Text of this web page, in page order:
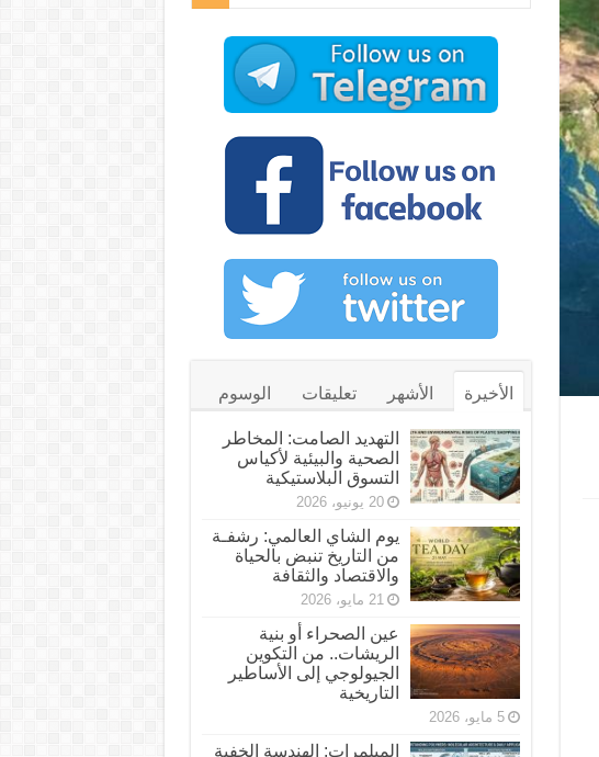
الأخيرة الأشهر تعليقات الوسوم
التهديد الصامت: المخاطر
الصحية والبيئية لأكياس
التسوق البلاستيكية
20 يونيو، 2026
يوم الشاي العالمي: رشفـة
من التاريخ تنبض بالحياة
والاقتصاد والثقافة
21 مايو، 2026
عين الصحراء أو بنية
الريشات.. من التكوين
الجيولوجي إلى الأساطير
التاريخية
5 مايو، 2026
المبلمرات: الهندسة الخفية